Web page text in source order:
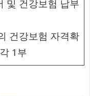
및 건강보험 납부
건강보험 자격확
1부